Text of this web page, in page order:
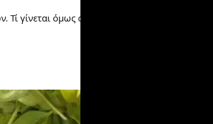
γίνεται όμως αν